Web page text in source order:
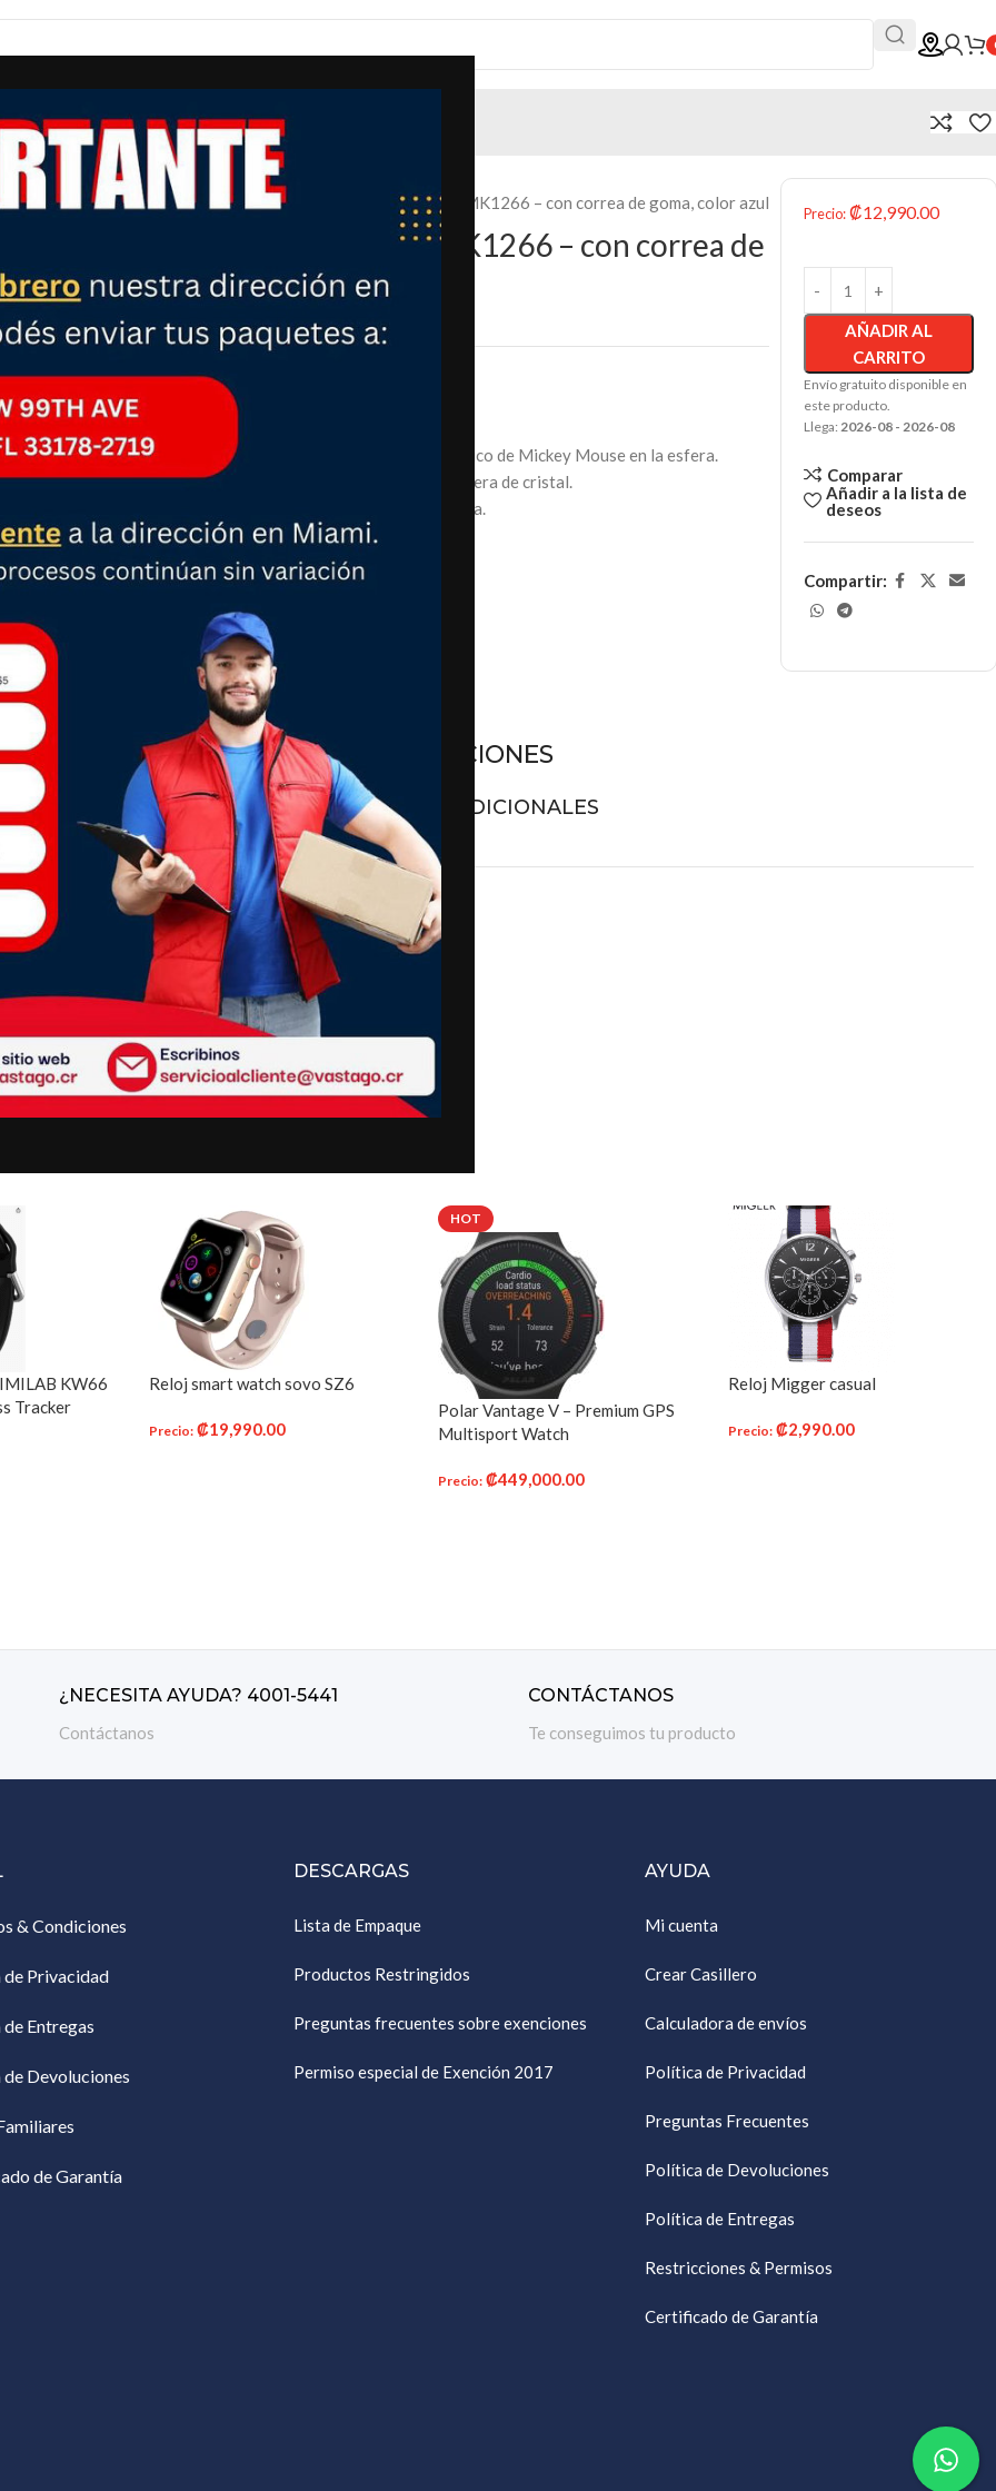
Inicio Moda Relojes Reloj infantil Disney MK1266 – con correa de goma, color azul
Reloj infantil Disney MK1266 – con correa de
goma, color azul
Precio: ₡12,990.00
Reloj plateado con bisel azul marcado y gráfico de Mickey Mouse en la esfera.
Caja de metal de 1.260 in con ventana de esfera de cristal.
Movimiento de cuarzo con pantalla analógica.
Banda de goma con cierre de hebilla.
No es resistente al agua.
Métodos de pago
Precio: ₡12,990.00
AÑADIR AL
CARRITO
Envío gratuito disponible en
este producto.
Llega: 2026-08 - 2026-08
Comparar
Añadir a la lista de
deseos
Compartir:
Mouse en la esfera.
ESPECIFICACIONES
DETALLES ADICIONALES
KW66
Tracker
Reloj smart watch sovo SZ6
Precio: ₡19,990.00
HOT
Polar Vantage V – Premium GPS
Multisport Watch
Precio: ₡449,000.00
Reloj Migger casual
Precio: ₡2,990.00
¿NECESITA AYUDA? 4001-5441
Contáctanos
CONTÁCTANOS
Te conseguimos tu producto
& Condiciones
Privacidad
Entregas
Devoluciones
de Garantía
DESCARGAS
Lista de Empaque
Productos Restringidos
Preguntas frecuentes sobre exenciones
Permiso especial de Exención 2017
AYUDA
Mi cuenta
Crear Casillero
Calculadora de envíos
Política de Privacidad
Preguntas Frecuentes
Política de Devoluciones
Política de Entregas
Restricciones & Permisos
Certificado de Garantía